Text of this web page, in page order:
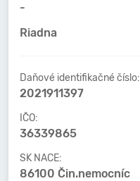
-
Riadna
Daňové identifikačné číslo:
2021911397
IČO:
36339865
SK NACE:
86100 Čin.nemocníc